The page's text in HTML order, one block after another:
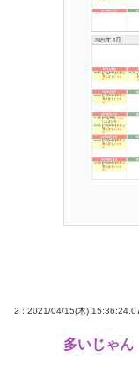
「世界唯一の
結婚式やると
「こんなに金
うつ病が治っ
2 : 2021/04/15(木)
多いじゃん